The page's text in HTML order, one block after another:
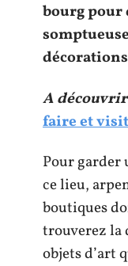
bourg pour
A
faire et
Pour garder
ce lieu,
boutiques
trouverez la
objets d’art